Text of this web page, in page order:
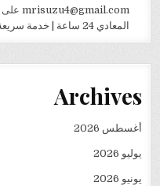
mrisuzu4@gmail.comعلى
المعادي 24 ساعة | خدمة سريعة وآمنة
Archives
أغسطس 2026
يوليو 2026
يونيو 2026